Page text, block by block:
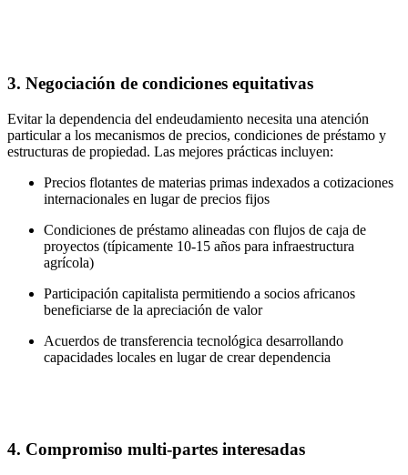
3. Negociación de condiciones equitativas
Evitar la dependencia del endeudamiento necesita una atención
particular a los mecanismos de precios, condiciones de préstamo y
estructuras de propiedad. Las mejores prácticas incluyen:
Precios flotantes de materias primas indexados a cotizaciones
internacionales en lugar de precios fijos
Condiciones de préstamo alineadas con flujos de caja de
proyectos (típicamente 10-15 años para infraestructura
agrícola)
Participación capitalista permitiendo a socios africanos
beneficiarse de la apreciación de valor
Acuerdos de transferencia tecnológica desarrollando
capacidades locales en lugar de crear dependencia
4. Compromiso multi-partes interesadas